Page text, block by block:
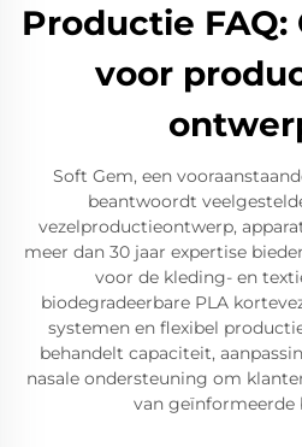
Productie
voor
Soft Gem, een
beantwoordt
vezelproductieontwerp,
meer dan 30 jaar expertise
voor de kleding- en
biodegradeerbare PLA
systemen en flexibel
behandelt capaciteit,
nasale ondersteuning om
van geïnformeerde